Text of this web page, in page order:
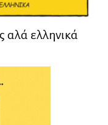
αλά ελληνικά